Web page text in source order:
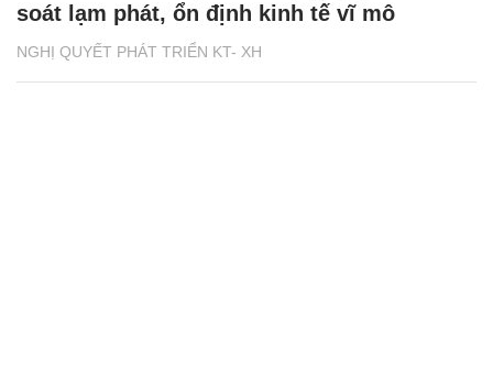
NGHỊ QUYẾT PHÁT TRIỂN KT- XH
soát lạm phát, ổn định kinh tế vĩ mô